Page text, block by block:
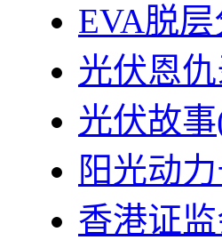
EVA脱
光伏恩
光伏故
阳光动
香港证